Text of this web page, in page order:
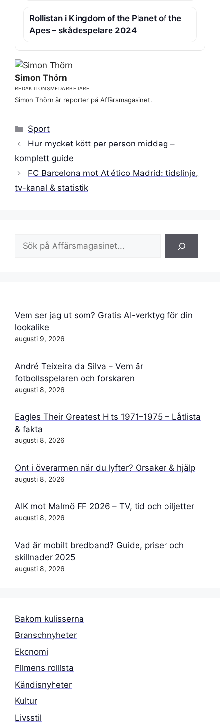
Rollistan i Kingdom of the Planet of the
Apes – skådespelare 2024
Simon Thörn
REDAKTIONSMEDARBETARE
Simon Thörn är reporter på Affärsmagasinet.
Kategorier
Sport
Hur mycket kött per person middag –
komplett guide
FC Barcelona mot Atlético Madrid: tidslinje,
tv-kanal & statistik
Sök
Vem ser jag ut som? Gratis AI-verktyg för din
lookalike
augusti 9, 2026
André Teixeira da Silva – Vem är
fotbollsspelaren och forskaren
augusti 8, 2026
Eagles Their Greatest Hits 1971–1975 – Låtlista
& fakta
augusti 8, 2026
Ont i överarmen när du lyfter? Orsaker & hjälp
augusti 8, 2026
AIK mot Malmö FF 2026 – TV, tid och biljetter
augusti 8, 2026
Vad är mobilt bredband? Guide, priser och
skillnader 2025
augusti 8, 2026
Bakom kulisserna
Branschnyheter
Ekonomi
Filmens rollista
Kändisnyheter
Kultur
Livsstil